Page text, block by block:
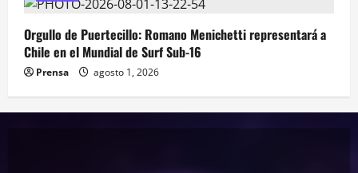
Orgullo de Puertecillo: Romano Menichetti representará a
Chile en el Mundial de Surf Sub-16
Prensa agosto 1, 2026